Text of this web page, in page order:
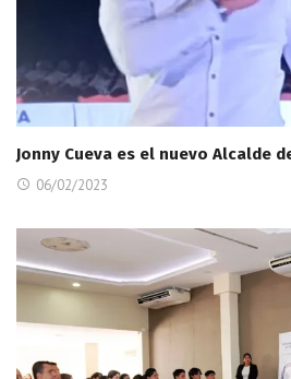
Jonny Cueva es el nuevo Alcalde
06/02/2023